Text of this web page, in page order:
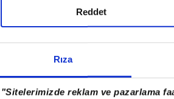
Rıza
"Sitelerimizde reklam ve pazarlama
Reddet
Şu sıralar adı Real Madrid'le